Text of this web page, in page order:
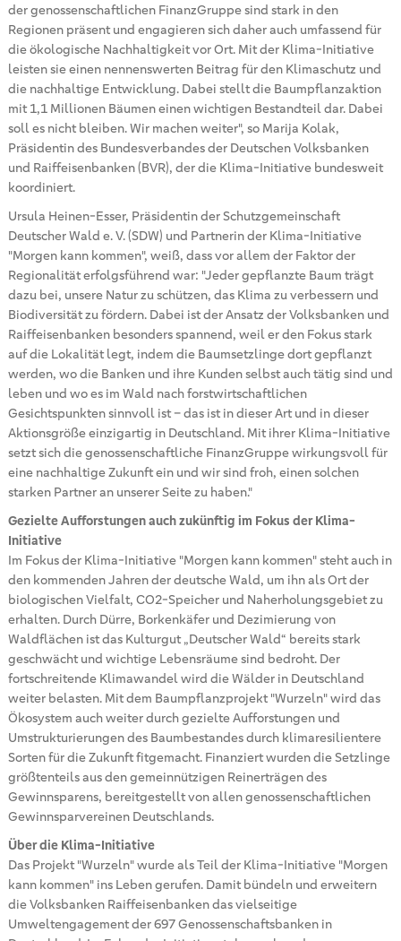
der genossenschaftlichen FinanzGruppe sind stark in den
Regionen präsent und engagieren sich daher auch umfassend für
die ökologische Nachhaltigkeit vor Ort. Mit der Klima-Initiative
leisten sie einen nennenswerten Beitrag für den Klimaschutz und
die nachhaltige Entwicklung. Dabei stellt die Baumpflanzaktion
mit 1,1 Millionen Bäumen einen wichtigen Bestandteil dar. Dabei
soll es nicht bleiben. Wir machen weiter", so Marija Kolak,
Präsidentin des Bundesverbandes der Deutschen Volksbanken
und Raiffeisenbanken (BVR), der die Klima-Initiative bundesweit
koordiniert.
Ursula Heinen-Esser, Präsidentin der Schutzgemeinschaft
Deutscher Wald e. V. (SDW) und Partnerin der Klima-Initiative
"Morgen kann kommen", weiß, dass vor allem der Faktor der
Regionalität erfolgsführend war: "Jeder gepflanzte Baum trägt
dazu bei, unsere Natur zu schützen, das Klima zu verbessern und
Biodiversität zu fördern. Dabei ist der Ansatz der Volksbanken und
Raiffeisenbanken besonders spannend, weil er den Fokus stark
auf die Lokalität legt, indem die Baumsetzlinge dort gepflanzt
werden, wo die Banken und ihre Kunden selbst auch tätig sind und
leben und wo es im Wald nach forstwirtschaftlichen
Gesichtspunkten sinnvoll ist – das ist in dieser Art und in dieser
Aktionsgröße einzigartig in Deutschland. Mit ihrer Klima-Initiative
setzt sich die genossenschaftliche FinanzGruppe wirkungsvoll für
eine nachhaltige Zukunft ein und wir sind froh, einen solchen
starken Partner an unserer Seite zu haben."
Gezielte Aufforstungen auch zukünftig im Fokus der Klima-
Initiative
Im Fokus der Klima-Initiative "Morgen kann kommen" steht auch in
den kommenden Jahren der deutsche Wald, um ihn als Ort der
biologischen Vielfalt, CO2-Speicher und Naherholungsgebiet zu
erhalten. Durch Dürre, Borkenkäfer und Dezimierung von
Waldflächen ist das Kulturgut „Deutscher Wald“ bereits stark
geschwächt und wichtige Lebensräume sind bedroht. Der
fortschreitende Klimawandel wird die Wälder in Deutschland
weiter belasten. Mit dem Baumpflanzprojekt "Wurzeln" wird das
Ökosystem auch weiter durch gezielte Aufforstungen und
Umstrukturierungen des Baumbestandes durch klimaresilientere
Sorten für die Zukunft fitgemacht. Finanziert wurden die Setzlinge
größtenteils aus den gemeinnützigen Reinerträgen des
Gewinnsparens, bereitgestellt von allen genossenschaftlichen
Gewinnsparvereinen Deutschlands.
Über die Klima-Initiative
Das Projekt "Wurzeln" wurde als Teil der Klima-Initiative "Morgen
kann kommen" ins Leben gerufen. Damit bündeln und erweitern
die Volksbanken Raiffeisenbanken das vielseitige
Umweltengagement der 697 Genossenschaftsbanken in